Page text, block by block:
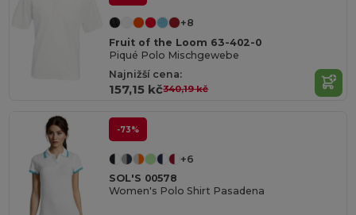
+8
Fruit of the Loom 63-402-0
Piqué Polo Mischgewebe
Najnižší cena:
157,15 kč340,19 kč
-73%
+6
SOL'S 00578
Women's Polo Shirt Pasadena